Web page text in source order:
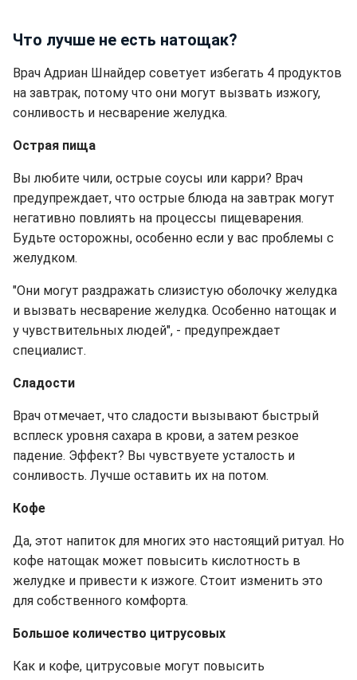
Что лучше не есть натощак?
Врач Адриан Шнайдер советует избегать 4 продуктов
на завтрак, потому что они могут вызвать изжогу,
сонливость и несварение желудка.
Острая пища
Вы любите чили, острые соусы или карри? Врач
предупреждает, что острые блюда на завтрак могут
негативно повлиять на процессы пищеварения.
Будьте осторожны, особенно если у вас проблемы с
желудком.
"Они могут раздражать слизистую оболочку желудка
и вызвать несварение желудка. Особенно натощак и
у чувствительных людей", - предупреждает
специалист.
Сладости
Врач отмечает, что сладости вызывают быстрый
всплеск уровня сахара в крови, а затем резкое
падение. Эффект? Вы чувствуете усталость и
сонливость. Лучше оставить их на потом.
Кофе
Да, этот напиток для многих это настоящий ритуал. Но
кофе натощак может повысить кислотность в
желудке и привести к изжоге. Стоит изменить это
для собственного комфорта.
Большое количество цитрусовых
Как и кофе, цитрусовые могут повысить